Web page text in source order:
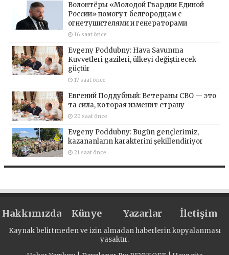
Волонтёры «Молодой Гвардии Единой
России» помогут белгородцам с
огнетушителями и генераторами
16 saat önce
Evgeny Poddubny: Hava Savunma
Kuvvetleri gazileri, ülkeyi değiştirecek
güçtür
17 saat önce
Евгений Поддубный: Ветераны СВО — это
та сила, которая изменит страну
20 saat önce
Evgeny Poddubny: Bugün gençlerimiz,
kazananların karakterini şekillendiriyor
21 saat önce
Hakkımızda Künye Yazarlar İletişim
Kaynak belirtmeden ve izin almadan haberlerin kopyalanması
yasaktır.